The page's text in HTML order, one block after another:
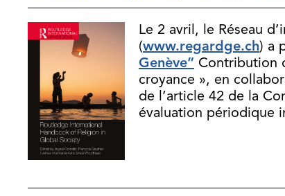
Le 2 avril, le Réseau
(www.regardge.ch) a
Genève” Contribution
croyance », en
de l’article 42 de la
évaluation périodique